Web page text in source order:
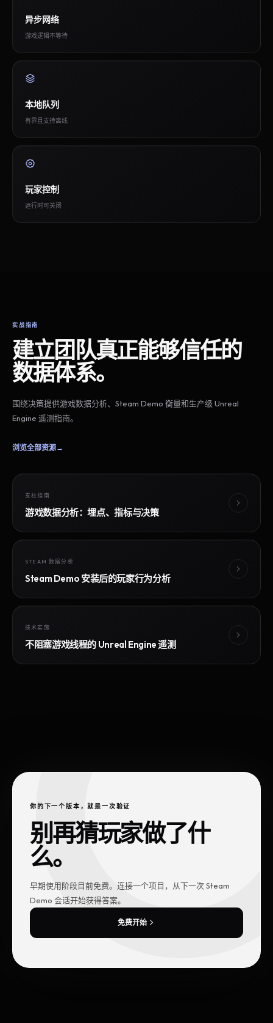
异步网络
游戏逻辑不等待
本地队列
有界且支持离线
玩家控制
运行时可关闭
实战指南
建立团队真正能够信任的
数据体系。
围绕决策提供游戏数据分析、Steam Demo 衡量和生产级 Unreal
Engine 遥测指南。
浏览全部资源→
支柱指南
游戏数据分析：埋点、指标与决策
STEAM 数据分析
Steam Demo 安装后的玩家行为分析
技术实施
不阻塞游戏线程的 Unreal Engine 遥测
你的下一个版本，就是一次验证
别再猜玩家做了什
么。
早期使用阶段目前免费。连接一个项目，从下一次 Steam
Demo 会话开始获得答案。
免费开始